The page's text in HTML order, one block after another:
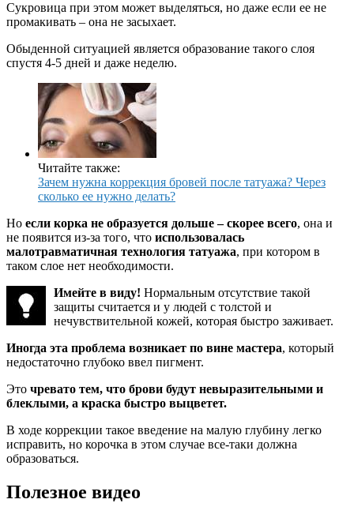
Сукровица при этом может выделяться, но даже если ее не
промакивать – она не засыхает.
Обыденной ситуацией является образование такого слоя
спустя 4-5 дней и даже неделю.
Читайте также:
Зачем нужна коррекция бровей после татуажа? Через
сколько ее нужно делать?
Но если корка не образуется дольше – скорее всего, она и
не появится из-за того, что использовалась
малотравматичная технология татуажа, при котором в
таком слое нет необходимости.
Имейте в виду! Нормальным отсутствие такой
защиты считается и у людей с толстой и
нечувствительной кожей, которая быстро заживает.
Иногда эта проблема возникает по вине мастера, который
недостаточно глубоко ввел пигмент.
Это чревато тем, что брови будут невыразительными и
блеклыми, а краска быстро выцветет.
В ходе коррекции такое введение на малую глубину легко
исправить, но корочка в этом случае все-таки должна
образоваться.
Полезное видео